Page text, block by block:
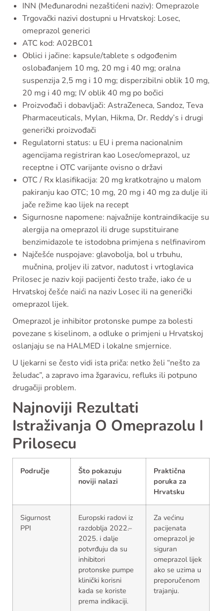
INN (Međunarodni nezaštićeni naziv): Omeprazole
Trgovački nazivi dostupni u Hrvatskoj: Losec,
omeprazol generici
ATC kod: A02BC01
Oblici i jačine: kapsule/tablete s odgođenim
oslobađanjem 10 mg, 20 mg i 40 mg; oralna
suspenzija 2,5 mg i 10 mg; disperzibilni oblik 10 mg,
20 mg i 40 mg; IV oblik 40 mg po bočici
Proizvođači i dobavljači: AstraZeneca, Sandoz, Teva
Pharmaceuticals, Mylan, Hikma, Dr. Reddy’s i drugi
generički proizvođači
Regulatorni status: u EU i prema nacionalnim
agencijama registriran kao Losec/omeprazol, uz
receptne i OTC varijante ovisno o državi
OTC / Rx klasifikacija: 20 mg kratkotrajno u malom
pakiranju kao OTC; 10 mg, 20 mg i 40 mg za dulje ili
jače režime kao lijek na recept
Sigurnosne napomene: najvažnije kontraindikacije su
alergija na omeprazol ili druge supstituirane
benzimidazole te istodobna primjena s nelfinavirom
Najčešće nuspojave: glavobolja, bol u trbuhu,
mučnina, proljev ili zatvor, nadutost i vrtoglavica
Prilosec je naziv koji pacijenti često traže, iako će u
Hrvatskoj češće naići na naziv Losec ili na generički
omeprazol lijek.
Omeprazol je inhibitor protonske pumpe za bolesti
povezane s kiselinom, a odluke o primjeni u Hrvatskoj
oslanjaju se na HALMED i lokalne smjernice.
U ljekarni se često vidi ista priča: netko želi “nešto za
želudac”, a zapravo ima žgaravicu, refluks ili potpuno
drugačiji problem.
Najnoviji Rezultati
Istraživanja O Omeprazolu I
Prilosecu
Područje
Što pokazuju
noviji nalazi
Praktična
poruka za
Hrvatsku
Sigurnost
PPI
Europski radovi iz
razdoblja 2022.–
2025. i dalje
potvrđuju da su
inhibitori
protonske pumpe
klinički korisni
kada se koriste
prema indikaciji.
Za većinu
pacijenata
omeprazol je
siguran
omeprazol lijek
ako se uzima u
preporučenom
trajanju.